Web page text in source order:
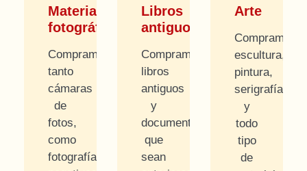
Material
fotográfico
Compramos
tanto
cámaras
de
fotos,
como
fotografías,
Libros
antiguos
Compramos
libros
antiguos
y
documentos
que
sean
Arte
Compramos
escultura,
pintura,
serigrafías
y
todo
tipo
de